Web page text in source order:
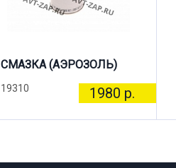
СМАЗКА (АЭРОЗОЛЬ)
19310 1980 р.